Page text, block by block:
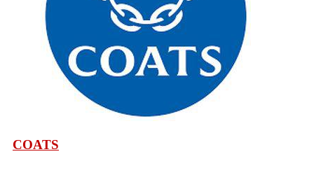
COATS